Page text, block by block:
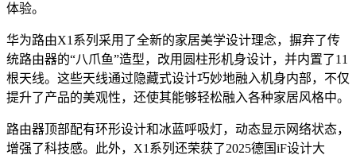
体验。
华为路由X1系列采用了全新的家居美学设计理念，摒弃了传
统路由器的“八爪鱼”造型，改用圆柱形机身设计，并内置了11
根天线。这些天线通过隐藏式设计巧妙地融入机身内部，不仅
提升了产品的美观性，还使其能够轻松融入各种家居风格中。
路由器顶部配有环形设计和冰蓝呼吸灯，动态显示网络状态，
增强了科技感。此外，X1系列还荣获了2025德国iF设计大